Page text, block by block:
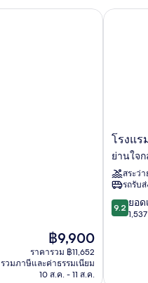
ราคา
ปัจจุบัน
คือ
฿9,900
฿9,900
ราคารวม ฿11,652
รวมภาษีและค่าธรรมเนียม
10 ส.ค. - 11 ส.ค.
โรงแรม
แช
งกรี-
ลา
กรุงเทพ
ย่าน
ใจกลาง
โรงแร
ย่านใจก
สระว่
รถรับ
9.2
จาก
9.2 ยอด
โรงแรม